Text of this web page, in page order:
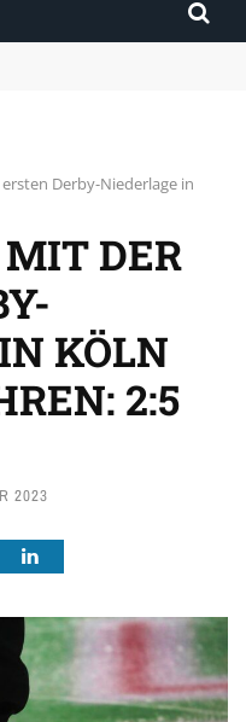
ehren endlich
Derby-Niederlage in
MIT DER
KÖLN
2:5
2023